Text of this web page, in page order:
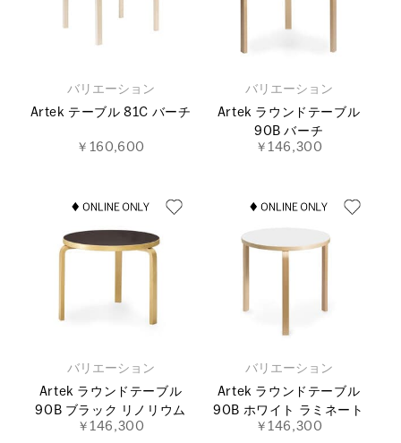
バリエーション
Artek テーブル 81C バーチ
￥160,600
バリエーション
Artek ラウンドテーブル
90B バーチ
￥146,300
バリエーション
Artek ラウンドテーブル
90B ブラック リノリウム
￥146,300
バリエーション
Artek ラウンドテーブル
90B ホワイト ラミネート
￥146,300